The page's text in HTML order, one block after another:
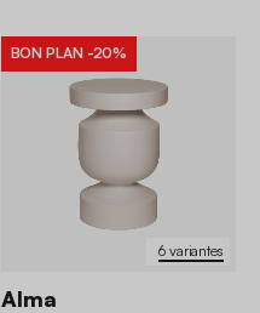
6 variantes
BON PLAN -20%
Alma